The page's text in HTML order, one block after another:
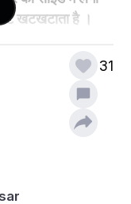
खटखटाता है ।
से कहता है । )
31